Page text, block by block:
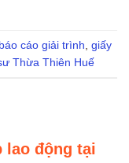
báo cáo giải trình giấy
Thừa Thiên Huế
lao động tại